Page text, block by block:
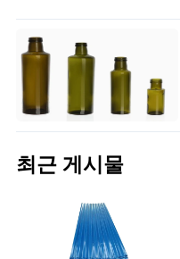
최근 게시물